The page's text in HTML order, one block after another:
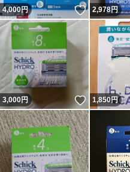
4,000円 いいね！
2,978円
3,000円 いいね！
1,850円